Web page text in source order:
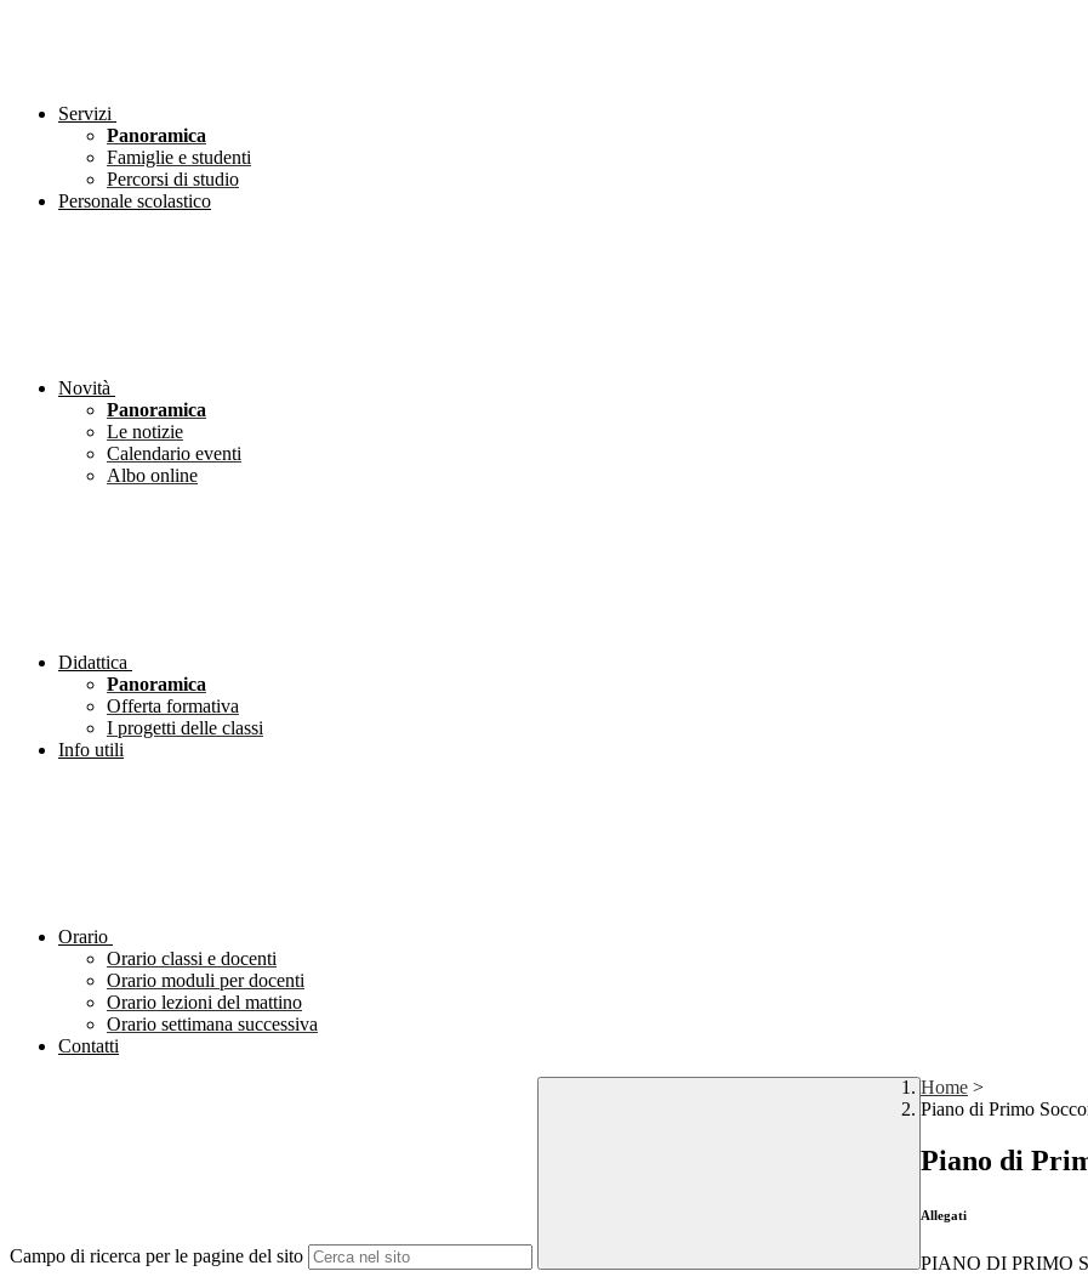
Servizi
Panoramica
Famiglie e studenti
Percorsi di studio
Personale scolastico
Novità
Panoramica
Le notizie
Calendario eventi
Albo online
Didattica
Panoramica
Offerta formativa
I progetti delle classi
Info utili
Orario
Orario classi e docenti
Orario moduli per docenti
Orario lezioni del mattino
Orario settimana successiva
Contatti
Campo di ricerca per le pagine del sito
Home >
Piano di Primo
Piano di
Allegati
PIANO DI PRIMO